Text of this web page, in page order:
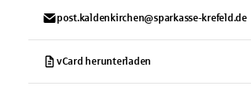
post.kaldenkirchen@sparkasse-krefeld.de
vCard herunterladen